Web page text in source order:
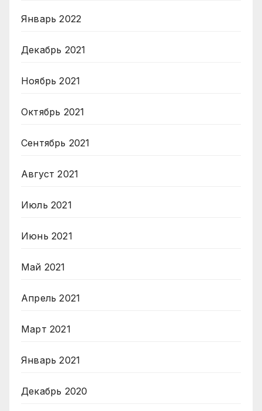
Январь 2022
Декабрь 2021
Ноябрь 2021
Октябрь 2021
Сентябрь 2021
Август 2021
Июль 2021
Июнь 2021
Май 2021
Апрель 2021
Март 2021
Январь 2021
Декабрь 2020